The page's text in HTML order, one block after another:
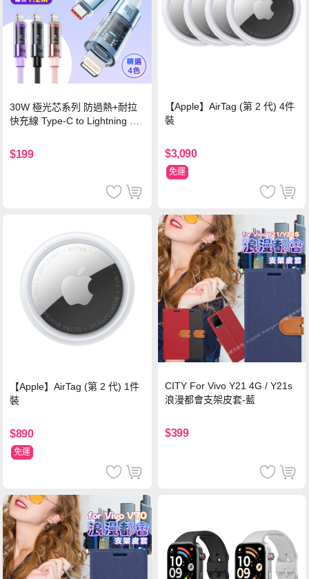
30W 極光芯系列 防過熱+耐拉
快充線 Type-C to Lightning 傳
$199
【Apple】AirTag (第 2 代) 4件
裝
$3,090
免運
【Apple】AirTag (第 2 代) 1件
裝
$890
免運
CITY For Vivo Y21 4G / Y21s
浪漫都會支架皮套-藍
$399